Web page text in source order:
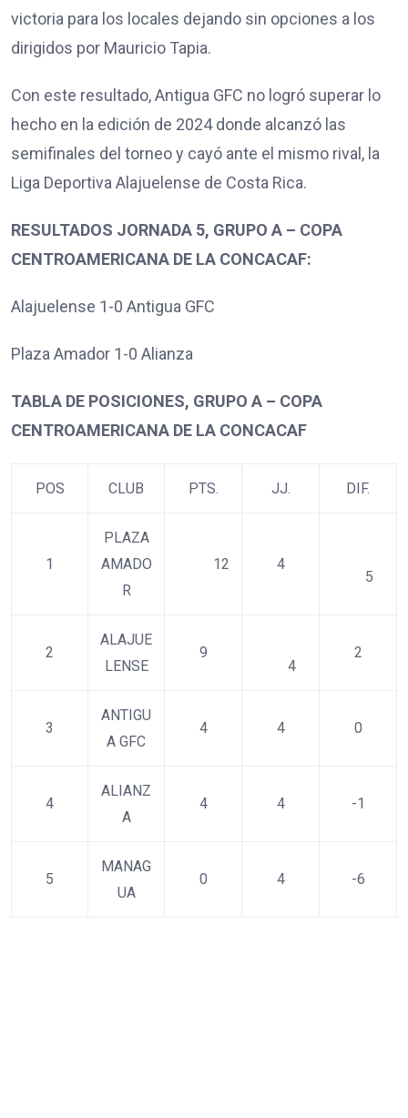
victoria para los locales dejando sin opciones a los
dirigidos por Mauricio Tapia.
Con este resultado, Antigua GFC no logró superar lo
hecho en la edición de 2024 donde alcanzó las
semifinales del torneo y cayó ante el mismo rival, la
Liga Deportiva Alajuelense de Costa Rica.
RESULTADOS JORNADA 5, GRUPO A – COPA
CENTROAMERICANA DE LA CONCACAF:
Alajuelense 1-0 Antigua GFC
Plaza Amador 1-0 Alianza
TABLA DE POSICIONES, GRUPO A – COPA
CENTROAMERICANA DE LA CONCACAF
POS CLUB PTS. JJ. DIF.
1
PLAZA
AMADO
R
12 4
5
2
ALAJUE
LENSE
9
4
2
3
ANTIGU
A GFC
4 4 0
4
ALIANZ
A
4 4 -1
5
MANAG
UA
0 4 -6